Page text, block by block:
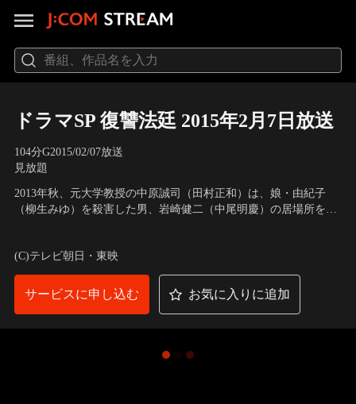
ドラマSP 復讐法廷 2015年2月7日放送
104分G2015/02/07放送
見放題
2013年秋、元大学教授の中原誠司（田村正和）は、娘・由紀子
（柳生みゆ）を殺害した男、岩崎健二（中尾明慶）の居場所を突
前、2012年5月のことだった。すぐに岩崎が捕まったが、あろう
ことか裁判で無罪が言い渡されたのだ。
(C)テレビ朝日・東映
サービスに申し込む お気に入りに追加